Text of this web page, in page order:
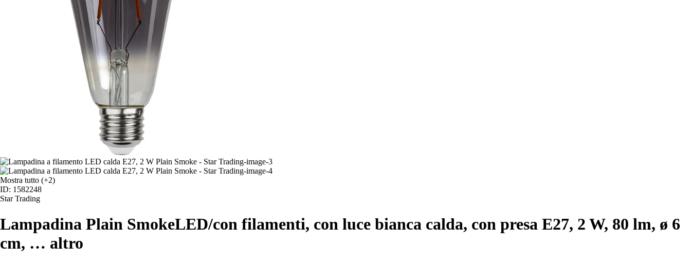
Mostra tutto (+2)
ID: 1582248
Star Trading
Lampadina Plain SmokeLED/con filamenti, con luce bianca calda, con presa E27, 2 W, 80 lm, ø 6
cm, … altro